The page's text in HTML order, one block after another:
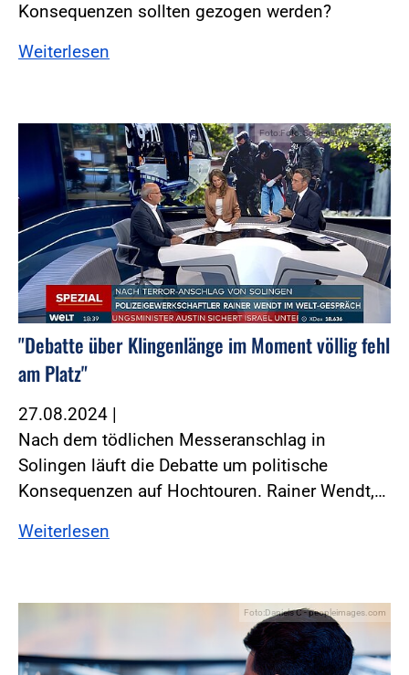
Konsequenzen sollten gezogen werden?
Weiterlesen
Foto:Foto: Screenshot WELT TV
"Debatte über Klingenlänge im Moment völlig fehl
am Platz"
27.08.2024 |
Nach dem tödlichen Messeranschlag in
Solingen läuft die Debatte um politische
Konsequenzen auf Hochtouren. Rainer Wendt,…
Weiterlesen
Foto:Daniels C - peopleimages.com